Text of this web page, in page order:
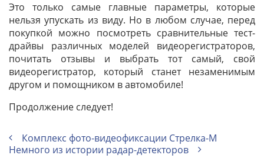
Это только самые главные параметры, которые
нельзя упускать из виду. Но в любом случае, перед
покупкой можно посмотреть сравнительные тест-
драйвы различных моделей видеорегистраторов,
почитать отзывы и выбрать тот самый, свой
видеорегистратор, который станет незаменимым
другом и помощником в автомобиле!
Продолжение следует!
Комплекс фото-видеофиксации Стрелка-М
Немного из истории радар-детекторов